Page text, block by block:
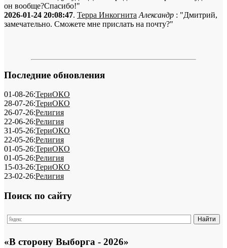
он вообще?Спасибо!"
2026-01-24 20:08:47. Терра Инкогнита Александр : "Дмитрий,
замечательно. Сможете мне прислать на почту?"
Последние обновления
01-08-26:ТериОКО
28-07-26:ТериОКО
26-07-26:Религия
22-06-26:Религия
31-05-26:ТериОКО
22-05-26:Религия
01-05-26:ТериОКО
01-05-26:Религия
15-03-26:ТериОКО
23-02-26:Религия
Поиск по сайту
«В сторону Выборга - 2026»